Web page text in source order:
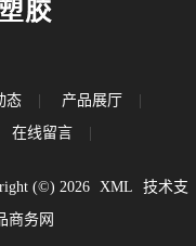
态 | 产品展厅
|
在线留言 |
(©) 2026 XML
技术支
商务网